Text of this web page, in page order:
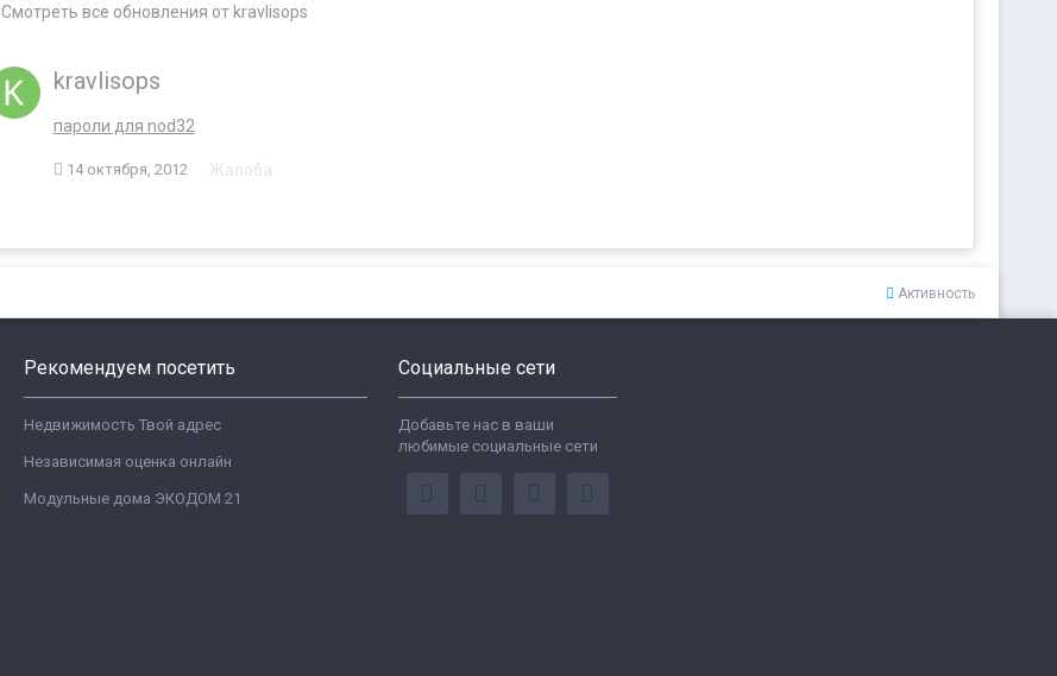
Смотреть все обновления от kravlisops
kravlisops
пароли для nod32
14 октября, 2012 Жалоба
Активность
Рекомендуем посетить
Недвижимость Твой адрес
Независимая оценка онлайн
Модульные дома ЭКОДОМ 21
Социальные сети
Добавьте нас в ваши
любимые социальные сети